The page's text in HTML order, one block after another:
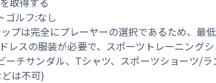
ルフ:なし
プは完全にプレーヤーの選択であるため、最
レスの服装が必要で、スポーツトレーニング
ーチサンダル、Tシャツ、スポーツショーツ/
は不可)